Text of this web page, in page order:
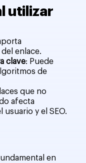
utilizar
enlace.
clave: Puede
de
que no
afecta
y el SEO.
en